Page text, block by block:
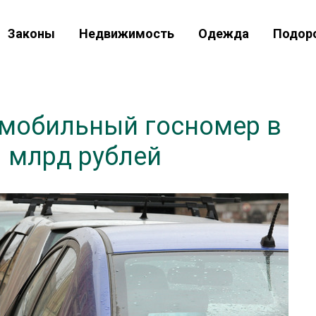
Законы Недвижимость Одежда
госномер в
млрд рублей